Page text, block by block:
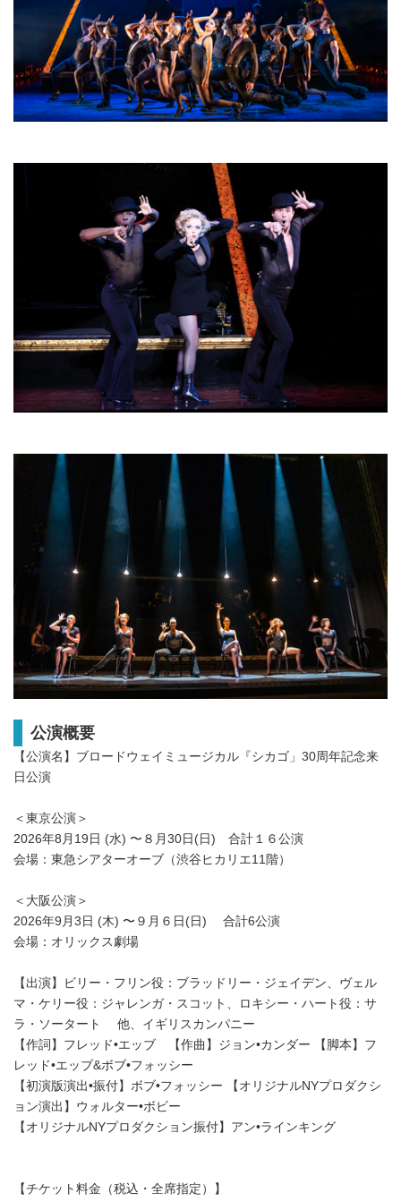
公演概要
【公演名】ブロードウェイミュージカル『シカゴ」30周年記念来
日公演
＜東京公演＞
2026年8月19日 (水) 〜８月30日(日) 合計１６公演
会場：東急シアターオーブ（渋谷ヒカリエ11階）
＜大阪公演＞
2026年9月3日 (木) 〜９月６日(日) 合計6公演
会場：オリックス劇場
【出演】ビリー・フリン役：ブラッドリー・ジェイデン、ヴェル
マ・ケリー役：ジャレンガ・スコット、ロキシー・ハート役：サ
ラ・ソータート 他、イギリスカンパニー
【作詞】フレッド•エッブ 【作曲】ジョン•カンダー 【脚本】フ
レッド•エッブ&ボブ•フォッシー
【初演版演出•振付】ボブ•フォッシー 【オリジナルNYプロダクシ
ョン演出】ウォルター•ボビー
【オリジナルNYプロダクション振付】アン•ラインキング
【チケット料金（税込・全席指定）】